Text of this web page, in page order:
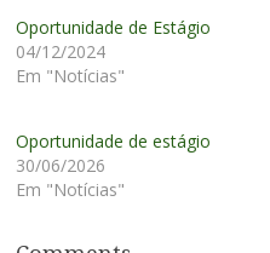
Oportunidade de Estágio
04/12/2024
Em "Notícias"
Oportunidade de estágio
30/06/2026
Em "Notícias"